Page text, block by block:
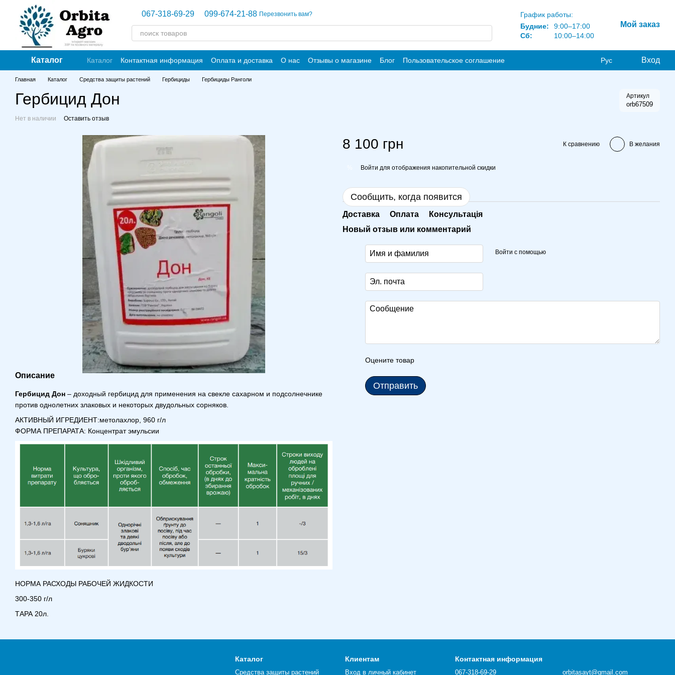
Перейти к основному контенту
067-318-69-29 099-674-21-88 Перезвонить вам?
График работы:
Будние:
9:00–17:00
Сб:
10:00–14:00
Мой заказ
Каталог Каталог Контактная информация Оплата и доставка О нас Отзывы о магазине Блог Пользовательское соглашение Рус Вход
Главная Каталог Средства защиты растений Гербициды Гербициды Ранголи
Гербицид Дон Артикул
orb67509
Нет в наличии Оставить отзыв
Описание
Гербицид Дон – доходный гербицид для применения на свекле сахарном и подсолнечнике
против однолетних злаковых и некоторых двудольных сорняков.
АКТИВНЫЙ ИГРЕДИЕНТ:метолахлор, 960 г/л
ФОРМА ПРЕПАРАТА: Концентрат эмульсии
НОРМА РАСХОДЫ РАБОЧЕЙ ЖИДКОСТИ
300-350 г/л
ТАРА 20л.
8 100 грн К сравнению В желания
Войти для отображения накопительной скидки
Сообщить, когда появится
Доставка Оплата
Консультація
Новый отзыв или комментарий
Войти с помощью
Оцените товар
Отправить
Каталог
Средства защиты растений
Клиентам
Вход в личный кабинет
Контактная информация
067-318-69-29 orbitasayt@gmail.com